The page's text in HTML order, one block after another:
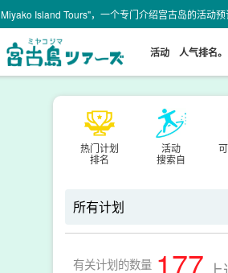
Miyako Island Tours"，一个专门介绍宫古岛的活动预
活动 人气排名。
热门计划
排名
活动
搜索自
有关计划的数量 177